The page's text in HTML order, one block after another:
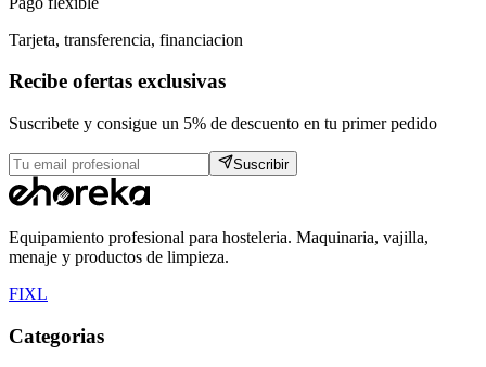
Tarjeta, transferencia, financiacion
Recibe ofertas exclusivas
Suscribete y consigue un 5% de descuento en tu primer pedido
Suscribir
Equipamiento profesional para hosteleria. Maquinaria, vajilla,
menaje y productos de limpieza.
FIXL
Categorias